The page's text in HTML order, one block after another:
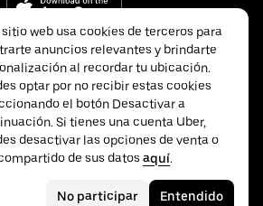
Inc.
sitio web usa cookies de terceros para
anuncios relevantes y brindarte
al recordar tu ubicación.
optar por no recibir estas cookies
el botón Desactivar a
Si tienes una cuenta Uber,
desactivar las opciones de venta o
de sus datos aquí.
No participar Entendido